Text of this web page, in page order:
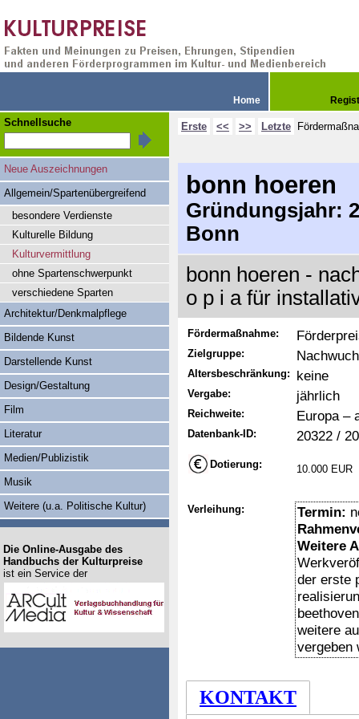
Home
Erste << >> Letzte
bonn hoeren
Gründungsjahr:
Bonn
bonn hoeren -
o p i a für
Fördermaßnahme:
Zielgruppe:
Altersbeschränkung: keine
Vergabe: jährlich
Reichweite: Europa –
Datenbank-ID: 20322 /
Dotierung: 10.000 EUR
Verleihung: Termin:
Weitere
der erste
weitere
vergeben
KONTAKT
Schnellsuche
Neue Auszeichnungen
Allgemein/Spartenübergreifend
besondere Verdienste
Kulturelle Bildung
Kulturvermittlung
ohne Spartenschwerpunkt
verschiedene Sparten
Architektur/Denkmalpflege
Bildende Kunst
Darstellende Kunst
Design/Gestaltung
Film
Literatur
Medien/Publizistik
Musik
Weitere (u.a. Politische Kultur)
Die Online-Ausgabe des
Handbuchs der Kulturpreise
ist ein Service der